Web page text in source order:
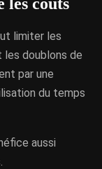
limiter les
les doublons de
par une
du temps
aussi